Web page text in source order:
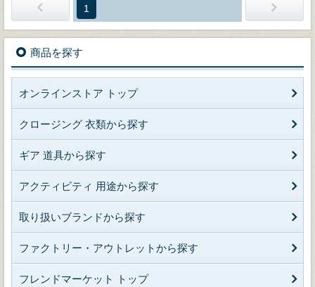
1
商品を探す
オンラインストア トップ
クロージング 衣類から探す
ギア 道具から探す
アクティビティ 用途から探す
取り扱いブランドから探す
ファクトリー・アウトレットから探す
フレンドマーケット トップ